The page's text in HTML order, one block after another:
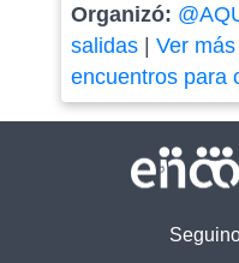
Organizó:
salidas| Ver
encuentros para